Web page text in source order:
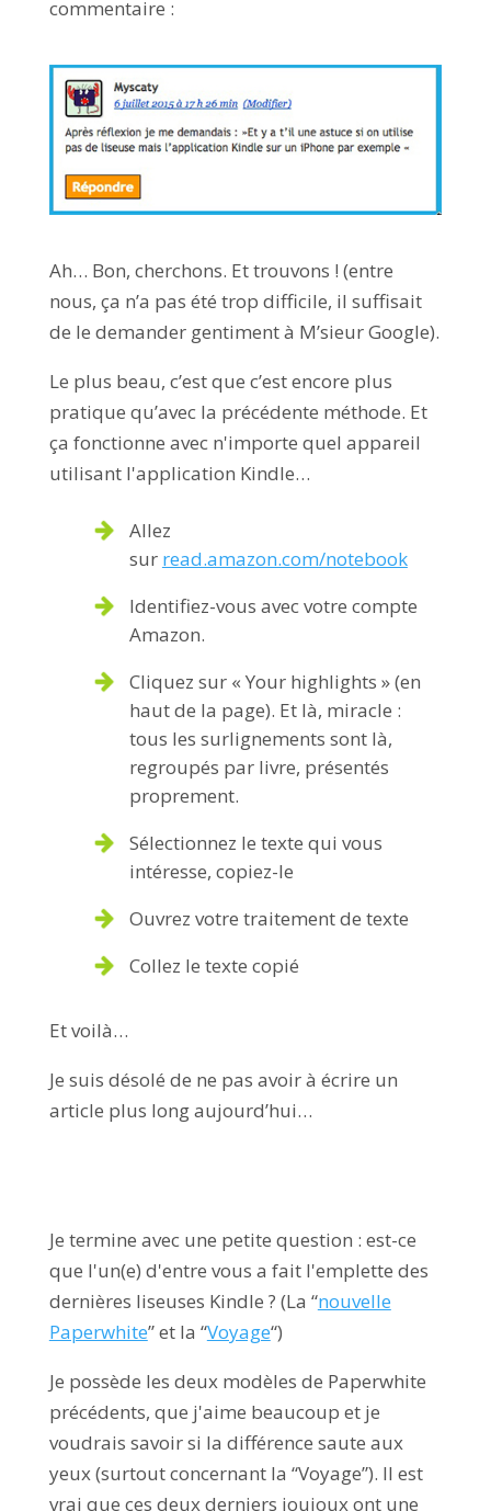
commentaire :
Ah… Bon, cherchons. Et trouvons ! (entre
nous, ça n’a pas été trop difficile, il suffisait
de le demander gentiment à M’sieur Google).
Le plus beau, c’est que c’est encore plus
pratique qu’avec la précédente méthode. Et
ça fonctionne avec n'importe quel appareil
utilisant l'application Kindle…
Allez
sur read.amazon.com/notebook
Identifiez-vous avec votre compte
Amazon.
Cliquez sur « Your highlights » (en
haut de la page). Et là, miracle :
tous les surlignements sont là,
regroupés par livre, présentés
proprement.
Sélectionnez le texte qui vous
intéresse, copiez-le
Ouvrez votre traitement de texte
Collez le texte copié
Et voilà…
Je suis désolé de ne pas avoir à écrire un
article plus long aujourd’hui…
Je termine avec une petite question : est-ce
que l'un(e) d'entre vous a fait l'emplette des
dernières liseuses Kindle ? (La “nouvelle
Paperwhite” et la “Voyage“)
Je possède les deux modèles de Paperwhite
précédents, que j'aime beaucoup et je
voudrais savoir si la différence saute aux
yeux (surtout concernant la “Voyage”). Il est
vrai que ces deux derniers joujoux ont une